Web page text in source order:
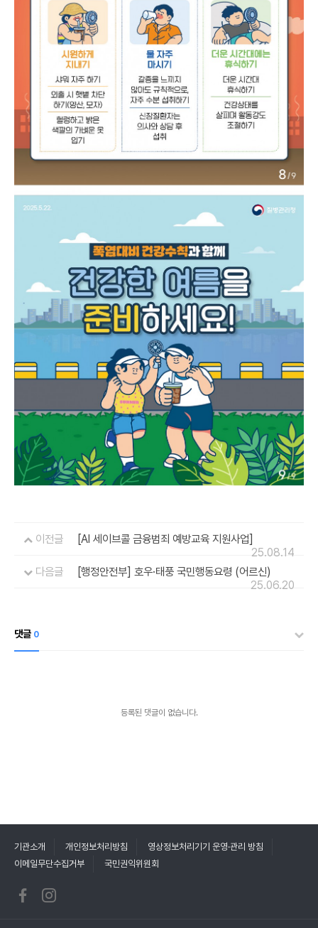
이전글
[AI 세이브콜 금융범죄 예방교육 지원사업]
25.08.14
다음글
[행정안전부] 호우·태풍 국민행동요령 (어르신)
25.06.20
댓글 0
등록된 댓글이 없습니다.
기관소개 개인정보처리방침
영상정보처리기기 운영·관리 방침
이메일무단수집거부
국민권익위원회